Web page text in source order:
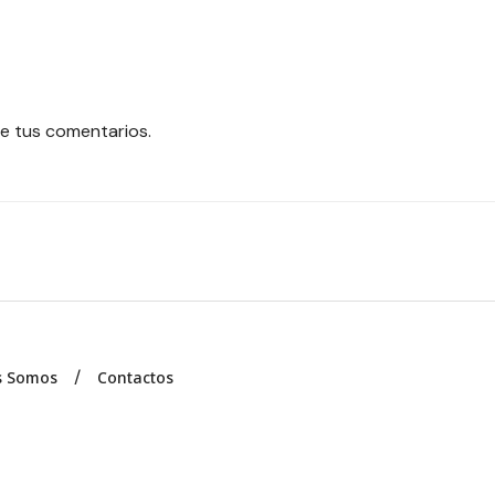
tus comentarios.
Somos Contactos